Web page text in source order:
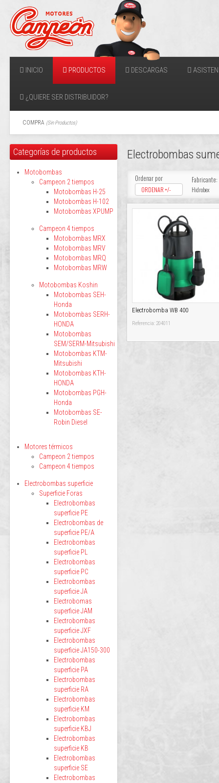
INICIO PRODUCTOS DESCARGAS
¿QUIERE SER DISTRIBUIDOR?
COMPRA (Sin Productos)
Electrobombas
Ordenar por
ORDENAR +/-
Fabricante:
Hidrobex
Electrobomba WB 400
Referencia: 204011
Categorías de productos
Motobombas
Campeon 2 tiempos
Motobombas H-25
Motobombas H-102
Motobombas XPUMP
Campeon 4 tiempos
Motobombas MRX
Motobombas MRV
Motobombas MRQ
Motobombas MRW
Motobombas Koshin
Motobombas SEH-
Honda
Motobombas SERH-
HONDA
Motobombas
SEM/SERM-Mitsubishi
Motobombas KTM-
Mitsubishi
Motobombas KTH-
HONDA
Motobombas PGH-
Honda
Motobombas SE-
Robin Diesel
Motores térmicos
Campeon 2 tiempos
Campeon 4 tiempos
Electrobombas superficie
Superficie Foras
Electrobombas
superficie PE
Electrobombas de
superficie PE/A
Electrobombas
superficie PL
Electrobombas
superficie PC
Electrobombas
superficie JA
Electrobomas
superficie JAM
Electrobombas
superficie JXF
Electrobombas
superficie JA150-300
Electrobombas
superficie PA
Electrobombas
superficie RA
Electrobombas
superficie KM
Electrobombas
superficie KBJ
Electrobombas
superficie KB
Electrobombas
superficie SE
Electrobombas